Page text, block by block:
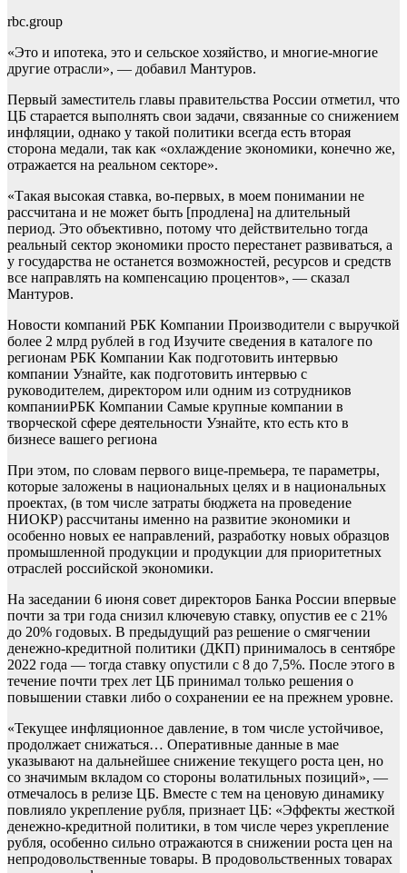
rbc.group
«Это и ипотека, это и сельское хозяйство, и многие-многие
другие отрасли», — добавил Мантуров.
Первый заместитель главы правительства России отметил, что
ЦБ старается выполнять свои задачи, связанные со снижением
инфляции, однако у такой политики всегда есть вторая
сторона медали, так как «охлаждение экономики, конечно же,
отражается на реальном секторе».
«Такая высокая ставка, во-первых, в моем понимании не
рассчитана и не может быть [продлена] на длительный
период. Это объективно, потому что действительно тогда
реальный сектор экономики просто перестанет развиваться, а
у государства не останется возможностей, ресурсов и средств
все направлять на компенсацию процентов», — сказал
Мантуров.
Новости компаний РБК Компании Производители с выручкой
более 2 млрд рублей в год Изучите сведения в каталоге по
регионам РБК Компании Как подготовить интервью
компании Узнайте, как подготовить интервью с
руководителем, директором или одним из сотрудников
компанииРБК Компании Самые крупные компании в
творческой сфере деятельности Узнайте, кто есть кто в
бизнесе вашего региона
При этом, по словам первого вице-премьера, те параметры,
которые заложены в национальных целях и в национальных
проектах, (в том числе затраты бюджета на проведение
НИОКР) рассчитаны именно на развитие экономики и
особенно новых ее направлений, разработку новых образцов
промышленной продукции и продукции для приоритетных
отраслей российской экономики.
На заседании 6 июня совет директоров Банка России впервые
почти за три года снизил ключевую ставку, опустив ее с 21%
до 20% годовых. В предыдущий раз решение о смягчении
денежно-кредитной политики (ДКП) принималось в сентябре
2022 года — тогда ставку опустили с 8 до 7,5%. После этого в
течение почти трех лет ЦБ принимал только решения о
повышении ставки либо о сохранении ее на прежнем уровне.
«Текущее инфляционное давление, в том числе устойчивое,
продолжает снижаться… Оперативные данные в мае
указывают на дальнейшее снижение текущего роста цен, но
со значимым вкладом со стороны волатильных позиций», —
отмечалось в релизе ЦБ. Вместе с тем на ценовую динамику
повлияло укрепление рубля, признает ЦБ: «Эффекты жесткой
денежно-кредитной политики, в том числе через укрепление
рубля, особенно сильно отражаются в снижении роста цен на
непродовольственные товары. В продовольственных товарах